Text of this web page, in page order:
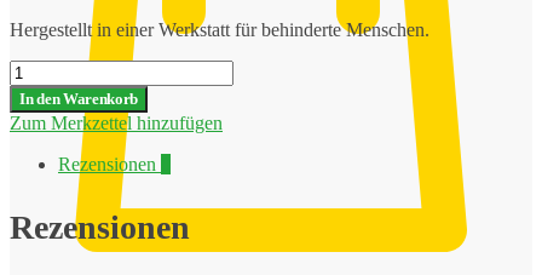
Hergestellt in einer Werkstatt für behinderte Menschen.
Kaffeetasse
"Struwwelpeter"
Menge
In den Warenkorb
Zum Merkzettel hinzufügen
Rezensionen
Rezensionen